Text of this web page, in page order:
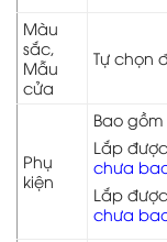
Màu
sắc,
Mẫu
cửa
Tự chọn
Phụ
kiện
Bao gồm
Lắp
chưa
Lắp
chưa